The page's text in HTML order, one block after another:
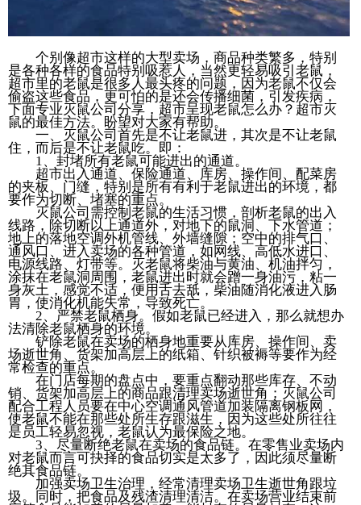
个别像超市这样的大型卖场，商品种类繁多，特别
是各种各样的食品特别吸惹人，当然更轻易吸引老鼠，
超市里的老鼠是很多人最头疼的问题，因为老鼠不仅会
偷盗这些食品，更可怕的是还会传播细菌，引发疾病，
下面专业灭鼠公司分享，超市呈现老鼠怎么办？超市灭
鼠的最佳方法。盼望对大家有帮助。
一、灭鼠公司首先是不让老鼠进，其次是不让老鼠
住，而后是不让老鼠吃。即：
1、封堵所有老鼠可能进出的通道。
超市出入通道、保险通道、库房、操作间、配菜房
的夹板、门缝，特别是所有有利于老鼠进出的环境，都
要作为切断、堵塞的重点。
灭鼠公司需控制老鼠的生活习惯，剖析老鼠的出入
线路，除切断以上通道外，对地下的鼠洞、下水管道；
地上的落地空调外机管线、外墙缝隙；空中的排气口、
通风口、进入卖场的各种管道，如网线、高低水进口、
电源线路、灯带等。灭老鼠将柴油与黄油、机油拌匀，
涂抹在老鼠洞周围，老鼠进出时就会蹭一身油污，粘一
身灰土，感觉不适，便用舌去舐，柴油随消化液进入肠
胃，使消化机能失常，导致死亡。
2、严禁老鼠栖身。假如老鼠已经进入，那么就想办
法清除老鼠栖身的环境。
铲除老鼠在卖场的栖身地重要从库房、操作间、卖
场逝世角、货架加高层上的纸箱、针织被褥等要作为经
常检查的重点。
在门店每期的盘点中，要重点翻动那些库存、不动
销、货架加高层上的商品跟清理卖场逝世角；灭鼠公司
配合工程人员要在中心空调通风管道加装隔离钢板网，
使老鼠不能在那些处所生存跟滋生，因为这些处所往往
是员工轻易忽视，老鼠认为最保险之地。
3、尽量断绝老鼠在卖场的食品链。在零售业卖场内
对老鼠而言可抉择的食品切实是太多了，因此须尽量断
绝其食品链。
加强卖场卫生治理，经常清理卖场卫生逝世角跟垃
圾。同时，把食品及残渣清理清洁。在卖场营业结束前